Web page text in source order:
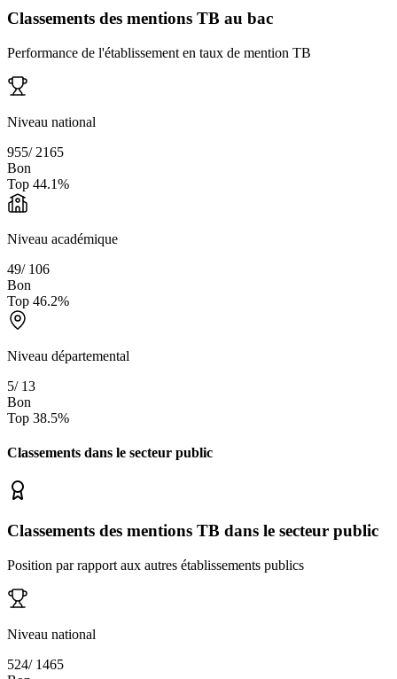
Classements des mentions TB au bac
Performance de l'établissement en taux de mention TB
Niveau national
955/ 2165
Bon
Top 44.1%
Niveau académique
49/ 106
Bon
Top 46.2%
Niveau départemental
5/ 13
Bon
Top 38.5%
Classements dans le secteur public
Classements des mentions TB dans le secteur public
Position par rapport aux autres établissements publics
Niveau national
524/ 1465